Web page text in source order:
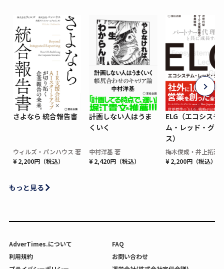
さよなら 統合報告書
ウィルズ・パンハウス 著
¥ 2,200円（税込）
計画しない人はうま
くいく
中村洋基 著
¥ 2,420円（税込）
ELG（エコシステ
ム・レッド・グロ
ス）
梅木俊成・井上拓海
¥ 2,200円（税込）
もっと見る
AdverTimes.について
FAQ
利用規約
お問い合わせ